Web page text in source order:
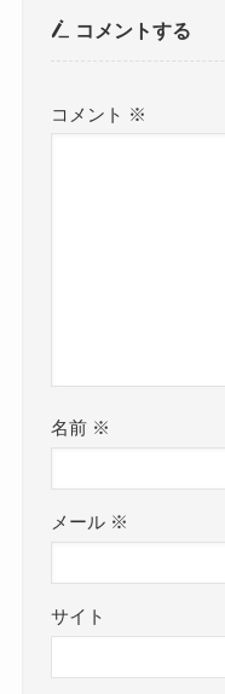
コメントする
コメント ※
名前 ※
メール ※
サイト